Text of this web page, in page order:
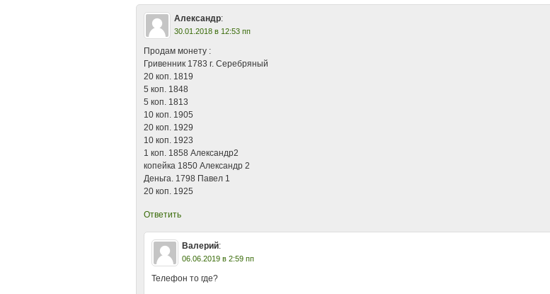
Александр:
30.01.2018 в 12:53 пп
Продам монету :
Гривенник 1783 г. Серебряный
20 коп. 1819
5 коп. 1848
5 коп. 1813
10 коп. 1905
20 коп. 1929
10 коп. 1923
1 коп. 1858 Александр2
копейка 1850 Александр 2
Деньга. 1798 Павел 1
20 коп. 1925
Ответить
Валерий:
06.06.2019 в 2:59 пп
Телефон то где?